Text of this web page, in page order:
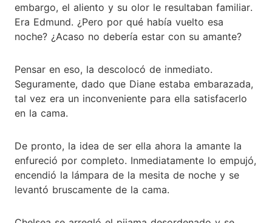
embargo, el aliento y su olor le resultaban familiar.
Era Edmund. ¿Pero por qué había vuelto esa
noche? ¿Acaso no debería estar con su amante?
Pensar en eso, la descolocó de inmediato.
Seguramente, dado que Diane estaba embarazada,
tal vez era un inconveniente para ella satisfacerlo
en la cama.
De pronto, la idea de ser ella ahora la amante la
enfureció por completo. Inmediatamente lo empujó,
encendió la lámpara de la mesita de noche y se
levantó bruscamente de la cama.